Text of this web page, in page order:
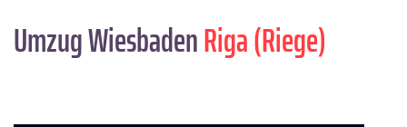
Umzug WiesbadenRiga (Riege)